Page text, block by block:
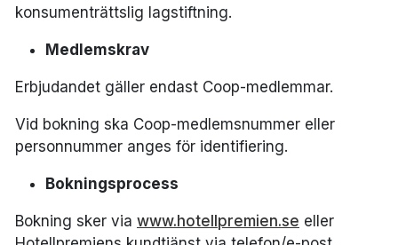
konsumenträttslig lagstiftning.
Medlemskrav
Erbjudandet gäller endast Coop-medlemmar.
Vid bokning ska Coop-medlemsnummer eller
personnummer anges för identifiering.
Bokningsprocess
Bokning sker via www.hotellpremien.se eller